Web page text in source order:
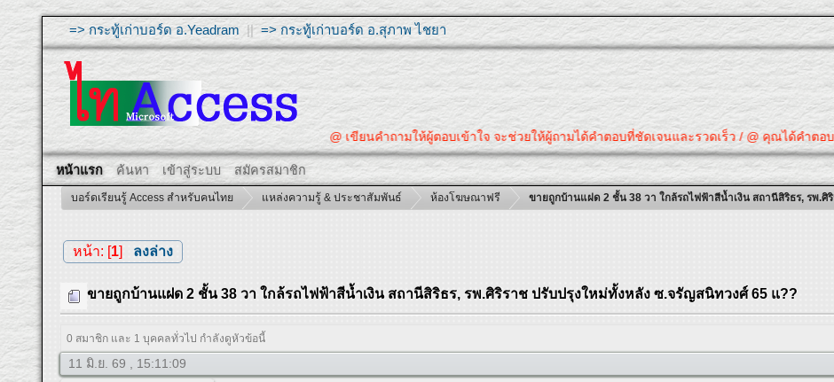
=> กระทู้เก่าบอร์ด อ.Yeadram ||=> กระทู้เก่าบอร์ด อ.สุภาพ ไชยา
@ เขียนคำถามให้ผู้ตอบเข้าใจ จะช่วยให้ผู้ถามได้คำตอบที่ชัดเจนและรวดเร็ว / @ คุณได้คำต
หน้าแรก ค้นหา เข้าสู่ระบบ สมัครสมาชิก
บอร์ดเรียนรู้ Access สำหรับคนไทย แหล่งความรู้ & ประชาสัมพันธ์ ห้องโฆษณาฟรี ขายถูกบ้านแฝด 2 ชั้น 38 วา ใกล้รถไฟฟ้าสีน้ำเงิน สถานีสิริธร, รพ.
หน้า: [1] ลงล่าง
ขายถูกบ้านแฝด 2 ชั้น 38 วา ใกล้รถไฟฟ้าสีน้ำเงิน สถานีสิริธร, รพ.ศิริราช ปรับปรุงใหม่ทั้งหลัง ซ.จรัญสนิทวงศ์ 65 แ??
0 สมาชิก และ 1 บุคคลทั่วไป กำลังดูหัวข้อนี้
11 มิ.ย. 69 , 15:11:09